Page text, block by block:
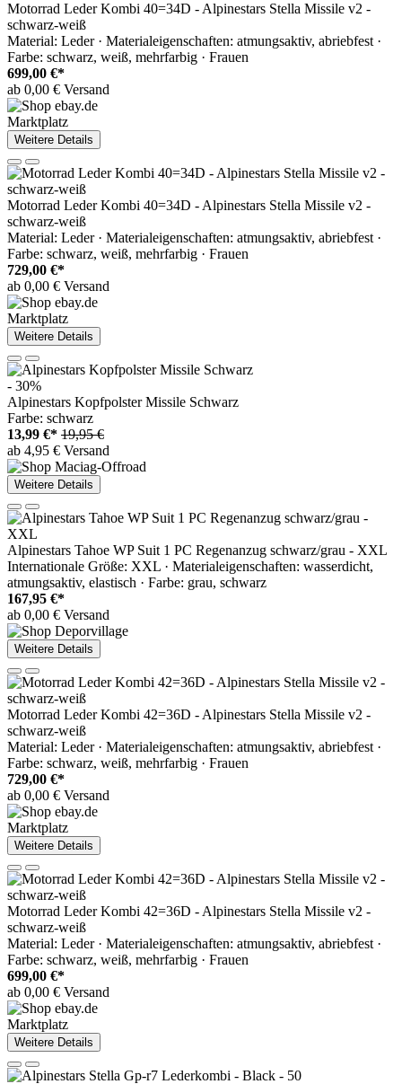
Motorrad Leder Kombi 40=34D - Alpinestars Stella Missile v2 -
schwarz-weiß
Material: Leder · Materialeigenschaften: atmungsaktiv, abriebfest ·
Farbe: schwarz, weiß, mehrfarbig · Frauen
699,00 €*
ab 0,00 € Versand
Marktplatz
Weitere Details
Motorrad Leder Kombi 40=34D - Alpinestars Stella Missile v2 -
schwarz-weiß
Material: Leder · Materialeigenschaften: atmungsaktiv, abriebfest ·
Farbe: schwarz, weiß, mehrfarbig · Frauen
729,00 €*
ab 0,00 € Versand
Marktplatz
Weitere Details
- 30%
Alpinestars Kopfpolster Missile Schwarz
Farbe: schwarz
13,99 €* 19,95 €
ab 4,95 € Versand
Weitere Details
Alpinestars Tahoe WP Suit 1 PC Regenanzug schwarz/grau - XXL
Internationale Größe: XXL · Materialeigenschaften: wasserdicht,
atmungsaktiv, elastisch · Farbe: grau, schwarz
167,95 €*
ab 0,00 € Versand
Weitere Details
Motorrad Leder Kombi 42=36D - Alpinestars Stella Missile v2 -
schwarz-weiß
Material: Leder · Materialeigenschaften: atmungsaktiv, abriebfest ·
Farbe: schwarz, weiß, mehrfarbig · Frauen
729,00 €*
ab 0,00 € Versand
Marktplatz
Weitere Details
Motorrad Leder Kombi 42=36D - Alpinestars Stella Missile v2 -
schwarz-weiß
Material: Leder · Materialeigenschaften: atmungsaktiv, abriebfest ·
Farbe: schwarz, weiß, mehrfarbig · Frauen
699,00 €*
ab 0,00 € Versand
Marktplatz
Weitere Details